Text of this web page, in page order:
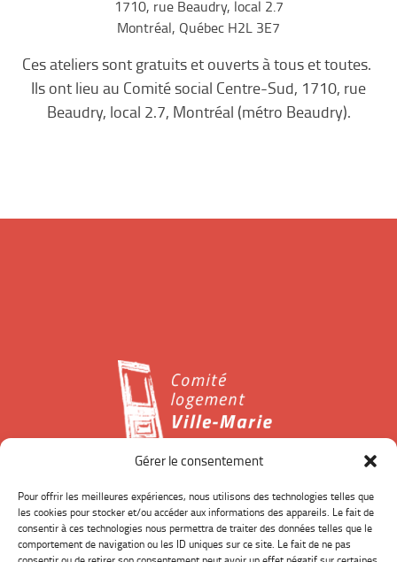
Gérer le consentement
Pour offrir les meilleures expériences, nous utilisons des technologies telles que
les cookies pour stocker et/ou accéder aux informations des appareils. Le fait de
consentir à ces technologies nous permettra de traiter des données telles que le
comportement de navigation ou les ID uniques sur ce site. Le fait de ne pas
1710, rue Beaudry, local 2.7
Montréal, Québec H2L 3E7
Ces ateliers sont gratuits et ouverts à tous et toutes.
Ils ont lieu au Comité social Centre-Sud, 1710, rue
Beaudry, local 2.7, Montréal (métro Beaudry).
Le Comité logement Ville-Marie est un organisme à but
non-lucratif de défense des droits des locataires qui
intervient sur le territoire l’arrondissement de Ville-Marie,